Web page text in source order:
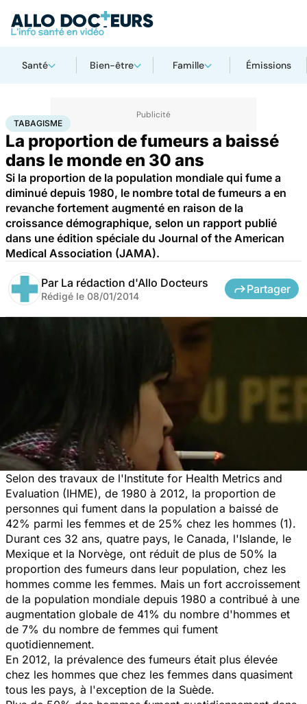
Santé Bien-être Famille Émissions
AccueilSanté Maladies Tabagisme
TABAGISME
La proportion de fumeurs a baissé
dans le monde en 30 ans
Si la proportion de la population mondiale qui fume a
diminué depuis 1980, le nombre total de fumeurs a en
revanche fortement augmenté en raison de la
croissance démographique, selon un rapport publié
dans une édition spéciale du Journal of the American
Medical Association (JAMA).
Par La rédaction d'Allo Docteurs
Rédigé le 08/01/2014
Partager
Selon des travaux de l'Institute for Health Metrics and
Evaluation (IHME), de 1980 à 2012, la proportion de
personnes qui fument dans la population a baissé de
42% parmi les femmes et de 25% chez les hommes (1).
Durant ces 32 ans, quatre pays, le Canada, l'Islande, le
Mexique et la Norvège, ont réduit de plus de 50% la
proportion des fumeurs dans leur population, chez les
hommes comme les femmes. Mais un fort accroissement
de la population mondiale depuis 1980 a contribué à une
augmentation globale de 41% du nombre d'hommes et
de 7% du nombre de femmes qui fument
quotidiennement.
En 2012, la prévalence des fumeurs était plus élevée
chez les hommes que chez les femmes dans quasiment
tous les pays, à l'exception de la Suède.